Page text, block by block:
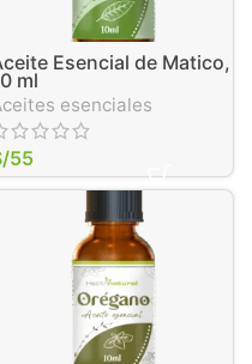
Esencial de Matico,
ml
esenciales
55